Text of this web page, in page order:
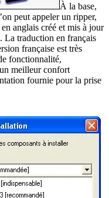
À la base,
peut appeler un ripper,
anglais créé et mis à jour
La traduction en français
française est très
fonctionnalité,
meilleur confort
fournie pour la prise